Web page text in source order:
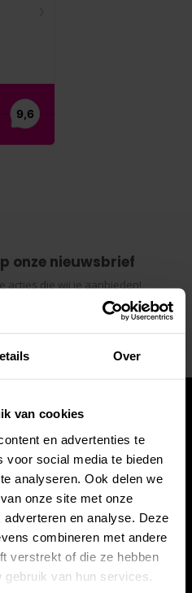
Over
van cookies
en advertenties te
voor social media te bieden
analyseren. Ook delen we
onze site met onze
en analyse. Deze
combineren met andere
verstrekt of die ze hebben
van hun services.
onze nieuwsbrief
acties die wij je aanbieden!
Abonneer
van Lelystad en